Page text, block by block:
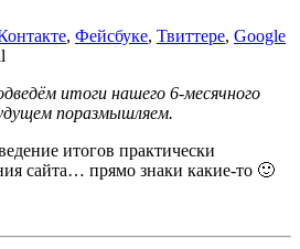
, Фейсбуке, Твиттере, Google
итоги нашего 6-месячного
поразмышляем.
итогов практически
сайта… прямо знаки какие-то 🙂